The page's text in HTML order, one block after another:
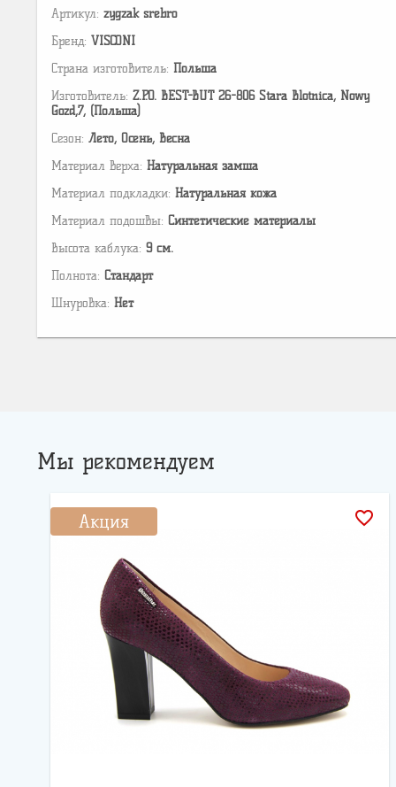
Артикул: zygzak srebro
Бренд: VISCONI
Страна изготовитель: Польша
Изготовитель: Z.P.O. BEST-BUT 26-806 Stara Blotnica, Nowy
Gozd,7, (Польша)
Сезон: Лето, Осень, Весна
Материал верха: Натуральная замша
Материал подкладки: Натуральная кожа
Материал подошвы: Cинтетические материалы
Высота каблука: 9 см.
Полнота: Стандарт
Шнуровка: Нет
Мы рекомендуем
Акция favorite_border